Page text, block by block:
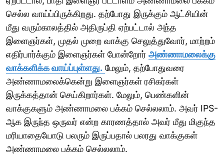
செல்ல வாய்ப்பிருக்கிறது. தற்போது இருக்கும் ஆட்சியின்
மீது வரும்காலத்தில் அதிருப்தி ஏற்பட்டால் அந்த
இளைஞர்கள், முதல் முறை வாக்கு செலுத்துவோர், மாற்றம்
எதிர்பார்க்கும் இளைஞர்கள் போன்றோர் அண்ணாமலைக்கு
வாக்களிக்க வாய்ப்புள்ளது. மேலும், தற்போதுவரை
அண்ணாமலைக்கென்று இளைஞர்கள் ரசிகர்கள்
இருக்கத்தான் செய்கிறார்கள். மேலும், பெண்களின்
வாக்குகளும் அண்ணாமலை பக்கம் செல்லலாம். அவர் IPS-
ஆக இருந்த ஒருவர் என்ற காரணத்தால் அவர் மீது மிகுந்த
மரியாதையோடு பலரும் இருப்பதால் பலரது வாக்குகள்
அண்ணாமலை பக்கம் செல்லலாம்.